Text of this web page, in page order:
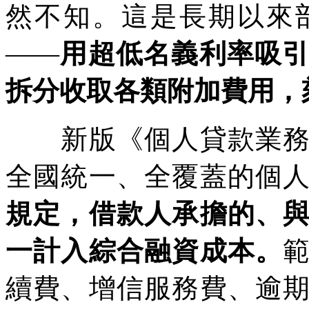
然不知。這是長期以來
——用超低名義利率吸
拆分收取各類附加費用
新版《個人貸款業務
全國統一、全覆蓋的個
規定，借款人承擔的、
一計入綜合融資成本。
續費、增信服務費、逾